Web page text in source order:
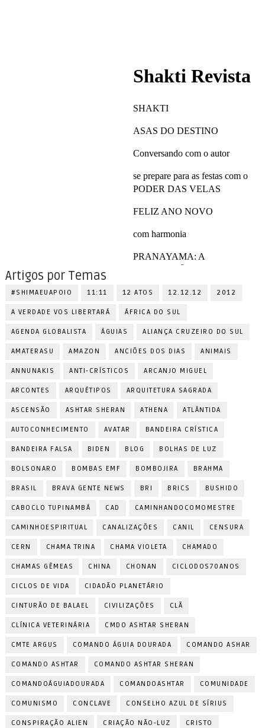
Artigos por Temas
#SHIMAEUAPOIO 11:11 12 ATOS 12.12.12 2012
A VERDADE VOS LIBERTARÁ ÁFRICA DO SUL
AGENDA GLOBALISTA ÁGUIAS ALIANÇA CRUZEIRO DO SUL
AMATERASU AMAZON ANCIÕES DOS DIAS ANIMAIS
ANNUNAKIS ANTI-CRÍSTICOS ARCANJO MIGUEL
ARCONTES ARQUÉTIPOS ARQUITETURA SAGRADA
ASCENSÃO ASHTAR SHERAN ATHENA ATLÂNTIDA
AUTOCONHECIMENTO AVATAR BANDEIRA CRÍSTICA
BANDEIRA FALSA BIDEN BLOG BOLHAS DE LUZ
BOLSONARO BOMBAS EMF BOMBOJIRA BRAHMA
BRASIL BRAVA GENTE NEWS BRI BRICS BUSHIDO
CABOCLO TUPINAMBÁ CAD CAMINHANDOCOMOMESTRE
CAMINHOESPIRITUAL CANALIZAÇÕES CANIL CENSURA
CERN CHAMA TRINA CHAMA VIOLETA CHAMADO
CHAMAS GÊMEAS CHINA CHONAN CICLODOS70ANOS
CICLOS DE VIDA CIDADÃO PLANETÁRIO
CINTURÃO DE BALAEL CIVILIZAÇÕES CLÃ
CLÍNICA VETERINÁRIA CMDO ASHTAR SHERAN
CMTE ARGUS COMANDO ÁGUIA DOURADA COMANDO ASHAR
COMANDO ASHTAR COMANDO ASHTAR SHERAN
COMANDOÁGUIADOURADA COMANDOASHTAR COMUNIDADE
COMUNISMO CONCLAVE CONSELHO AZUL DE SÍRIUS
CONSPIRAÇÃO ALIEN CRIAÇÃO NÃO-LUZ CRISTO